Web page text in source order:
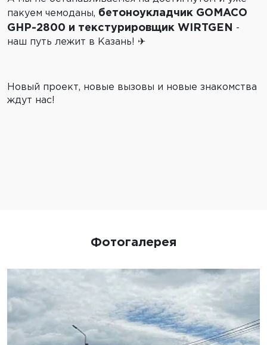
пакуем чемоданы, бетоноукладчик GOMACO
GHP-2800 и текстурировщик WIRTGEN
-
наш путь лежит в Казань! ✈
Новый проект, новые вызовы и новые знакомства
ждут нас!
Фотогалерея